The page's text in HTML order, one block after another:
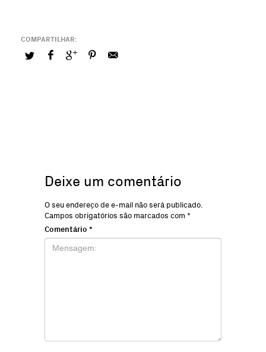
Deixe um comentário
O seu endereço de e-mail não será publicado.
Campos obrigatórios são marcados com *
Comentário *